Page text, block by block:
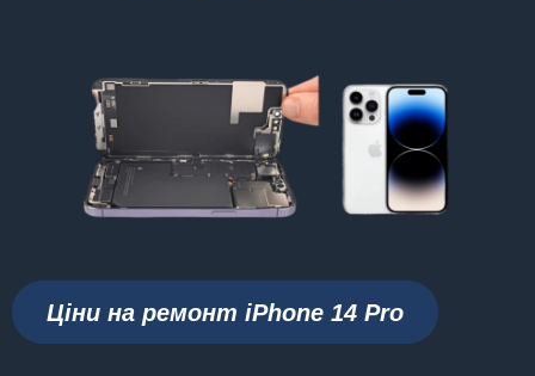
Ціни на ремонт iPhone 14 Pro